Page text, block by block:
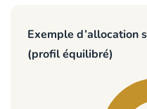
Exemple d’allocation
(profil équilibré)